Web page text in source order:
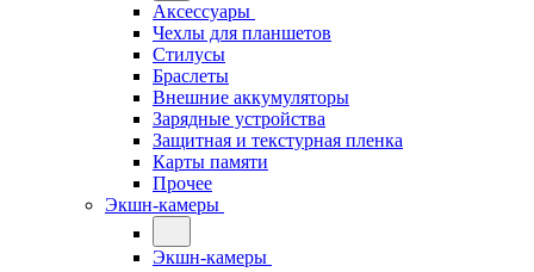
Аксессуары
Чехлы для планшетов
Стилусы
Браслеты
Внешние аккумуляторы
Зарядные устройства
Защитная и текстурная пленка
Карты памяти
Прочее
Экшн-камеры
Экшн-камеры